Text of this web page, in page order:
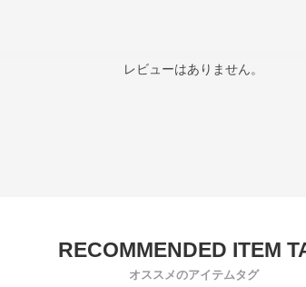
レビューはありません。
オススメのアイテムタグ